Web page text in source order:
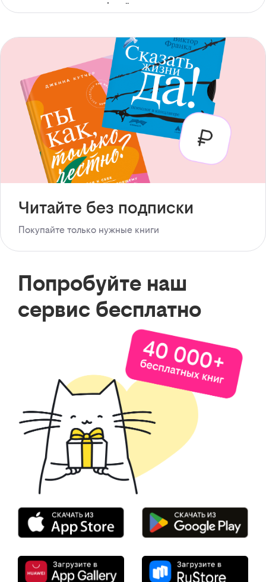
с доступом офлайн
Читайте без подписки
Покупайте только нужные книги
Попробуйте наш
сервис бесплатно